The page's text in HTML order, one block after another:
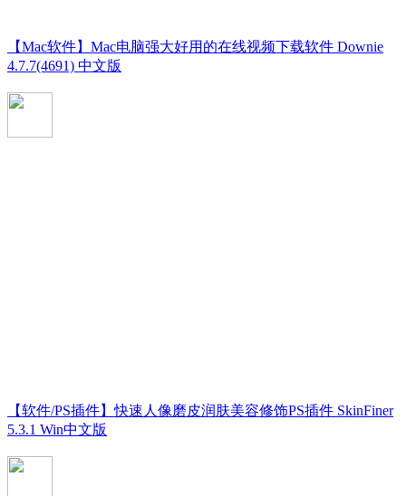
【Mac软件】Mac电脑强大好用的在线视频下载软件 Downie
4.7.7(4691) 中文版
【软件/PS插件】快速人像磨皮润肤美容修饰PS插件 SkinFiner
5.3.1 Win中文版